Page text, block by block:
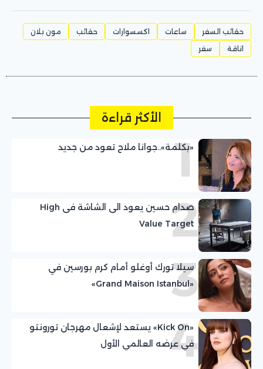
حقائب السفر ساعات اكسسوارات حقائب
مون بلان
اناقة
سفر
الأكثر قراءة
1
«بكلمة»..جوانا ملاح تعود من جديد
2
صدام حسين يعود الى الشاشة فى High
Value Target
3
سيلا تورك أوغلو أمام كرم بورسين في
«Grand Maison Istanbul»
4
«Kick On» يستعد لإشعال مهرجان تورونتو
في عرضه العالمي الأول